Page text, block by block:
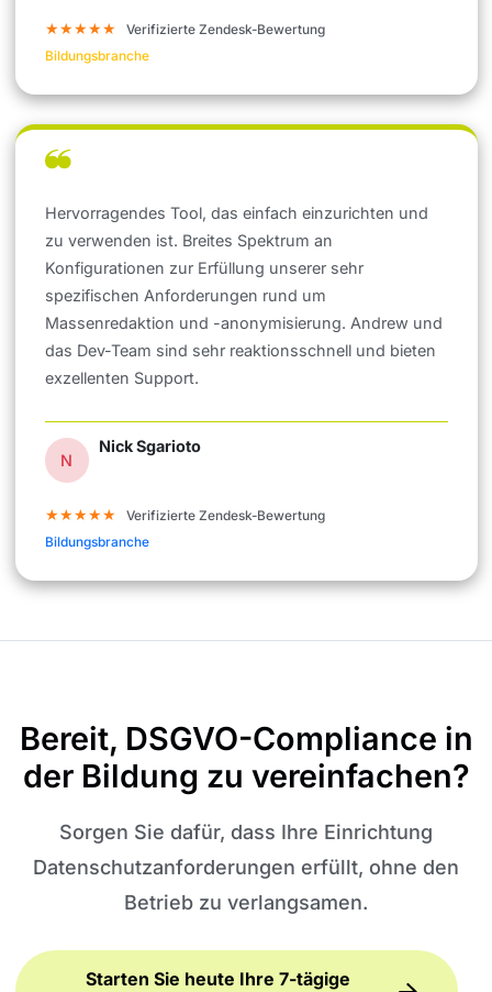
★★★★★
Verifizierte Zendesk-Bewertung
Bildungsbranche
Hervorragendes Tool, das einfach einzurichten und
zu verwenden ist. Breites Spektrum an
Konfigurationen zur Erfüllung unserer sehr
spezifischen Anforderungen rund um
Massenredaktion und -anonymisierung. Andrew und
das Dev-Team sind sehr reaktionsschnell und bieten
exzellenten Support.
N
Nick Sgarioto
★★★★★
Verifizierte Zendesk-Bewertung
Bildungsbranche
Bereit, DSGVO-Compliance in
der Bildung zu vereinfachen?
Sorgen Sie dafür, dass Ihre Einrichtung
Datenschutzanforderungen erfüllt, ohne den
Betrieb zu verlangsamen.
Starten Sie heute Ihre 7-tägige